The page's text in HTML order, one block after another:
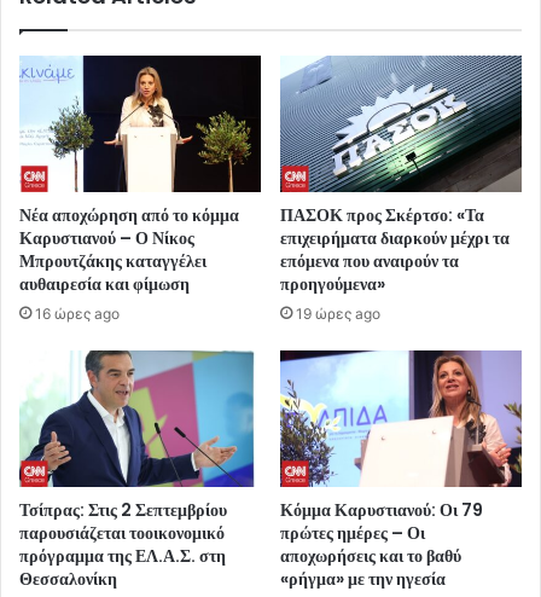
Νέα αποχώρηση από το κόμμα
Καρυστιανού – Ο Νίκος
Μπρουτζάκης καταγγέλει
αυθαιρεσία και φίμωση
16 ώρες ago
ΠΑΣΟΚ προς Σκέρτσο: «Τα
επιχειρήματα διαρκούν μέχρι τα
επόμενα που αναιρούν τα
προηγούμενα»
19 ώρες ago
Τσίπρας: Στις 2 Σεπτεμβρίου
παρουσιάζεται τοοικονομικό
πρόγραμμα της ΕΛ.Α.Σ. στη
Θεσσαλονίκη
Κόμμα Καρυστιανού: Οι 79
πρώτες ημέρες – Οι
αποχωρήσεις και το βαθύ
«ρήγμα» με την ηγεσία